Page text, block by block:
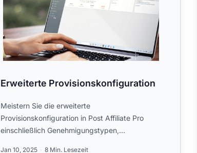
Erweiterte Provisionskonfiguration
Meistern Sie die erweiterte
Provisionskonfiguration in Post Affiliate Pro
einschließlich Genehmigungstypen,
Jan 10, 2025 8 Min. Lesezeit